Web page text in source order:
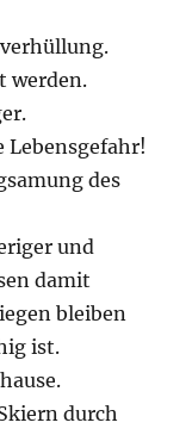
werden.
Lebensgefahr!
des
und
damit
bleiben
ist.
durch